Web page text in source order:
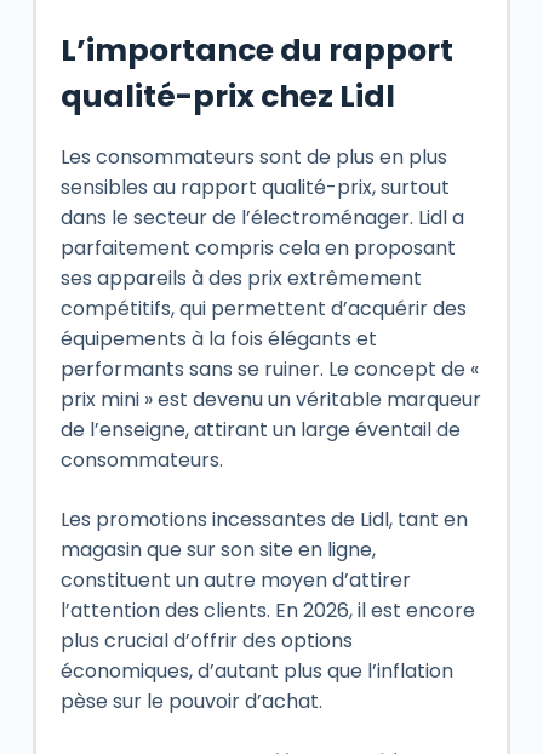
L’importance du rapport
qualité-prix chez Lidl
Les consommateurs sont de plus en plus
sensibles au rapport qualité-prix, surtout
dans le secteur de l’électroménager. Lidl a
parfaitement compris cela en proposant
ses appareils à des prix extrêmement
compétitifs, qui permettent d’acquérir des
équipements à la fois élégants et
performants sans se ruiner. Le concept de «
prix mini » est devenu un véritable marqueur
de l’enseigne, attirant un large éventail de
consommateurs.
Les promotions incessantes de Lidl, tant en
magasin que sur son site en ligne,
constituent un autre moyen d’attirer
l’attention des clients. En 2026, il est encore
plus crucial d’offrir des options
économiques, d’autant plus que l’inflation
pèse sur le pouvoir d’achat.